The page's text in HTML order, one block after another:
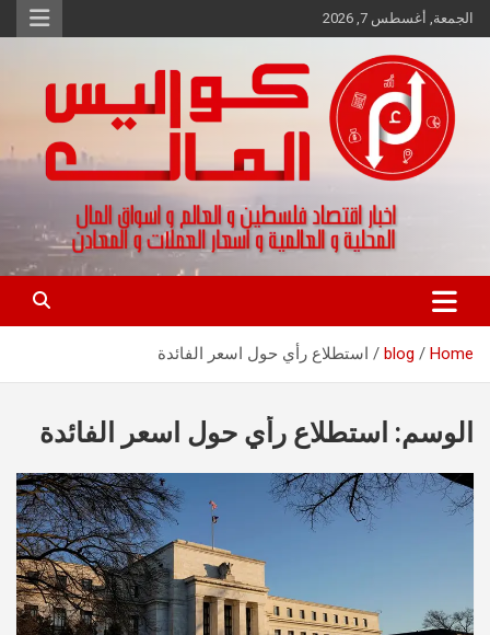
Skip
to
الجمعة, أغسطس 7, 2026
كواليس المال
اخبار اقتصاد فلسطين و العالم و تقارير اسواق المال و العملات
Home
blog استطلاع رأي حول اسعر الفائدة
الوسم: استطلاع رأي حول اسعر الفائدة